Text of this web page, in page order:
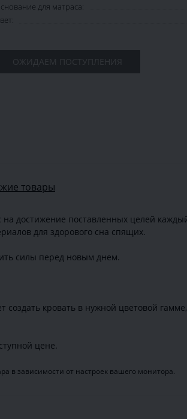
для матраса:
ОЖИДАЕМ ПОСТУПЛЕНИЯ
товары
достижение поставленных целей
для здорового сна спящих.
силы перед новым днем.
кровать в нужной цветовой
цене.
в зависимости от настроек вашего монитора.